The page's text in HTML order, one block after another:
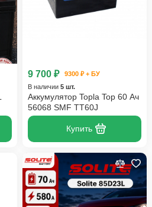
9 700 ₽
9300 ₽ + БУ
В наличии 5 шт.
Аккумулятор Topla Top 60 Ач
56068 SMF TT60J
Купить